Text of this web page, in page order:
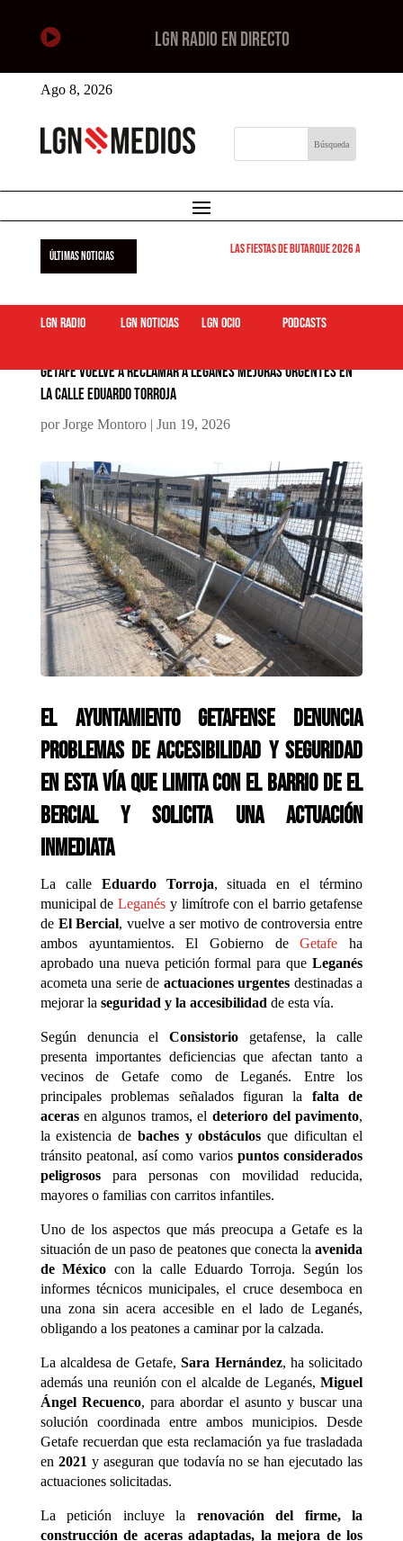
 LGN RADIO EN DIRECTO
Ago 8, 2026
ÚLTIMAS NOTICIAS Las Fiestas de Butarque 2026 arrancan
LGN Radio LGN Noticias LGN ocio podcasts
Getafe vuelve a reclamar a Leganés mejoras urgentes en
la calle Eduardo Torroja
porJorge Montoro| Jun 19, 2026
El Ayuntamiento getafense denuncia
problemas de accesibilidad y seguridad
en esta vía que limita con el barrio de El
Bercial y solicita una actuación
inmediata
La calle Eduardo Torroja, situada en el término
municipal deLeganés y limítrofe con el barrio getafense
de El Bercial, vuelve a ser motivo de controversia entre
ambos ayuntamientos. El Gobierno deGetafe ha
aprobado una nueva petición formal para queLeganés
acometa una serie de actuaciones urgentes destinadas a
mejorar la seguridad y la accesibilidad de esta vía.
Según denuncia el Consistorio getafense, la calle
presenta importantes deficiencias que afectan tanto a
vecinos de Getafe como de Leganés. Entre los
principales problemas señalados figuran la falta de
acerasen algunos tramos, el deterioro del pavimento,
la existencia de baches y obstáculos que dificultan el
tránsito peatonal, así como varios puntos considerados
peligrosospara personas con movilidad reducida,
mayores o familias con carritos infantiles.
Uno de los aspectos que más preocupa a Getafe es la
situación de un paso de peatones que conecta laavenida
de México con la calle Eduardo Torroja. Según los
informes técnicos municipales, el cruce desemboca en
una zona sin acera accesible en el lado de Leganés,
obligando a los peatones a caminar por la calzada.
La alcaldesa de Getafe,Sara Hernández, ha solicitado
además una reunión con el alcalde de Leganés,Miguel
Ángel Recuenco, para abordar el asunto y buscar una
solución coordinada entre ambos municipios. Desde
Getafe recuerdan que esta reclamación ya fue trasladada
en 2021 y aseguran que todavía no se han ejecutado las
actuaciones solicitadas.
La petición incluye la renovación del firme, la
construcción de aceras adaptadas, la mejora de los